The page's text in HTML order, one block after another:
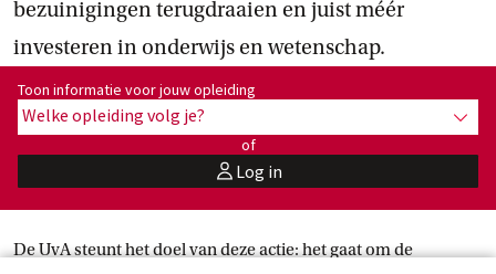
bezuinigingen terugdraaien en juist méér
investeren in onderwijs en wetenschap.
Toon informatie voor opleiding:
Toon informatie voor jouw opleiding
Welke opleiding volg je? toon
of
userLog in
De UvA steunt het doel van deze actie: het gaat om de